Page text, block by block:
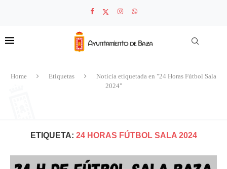
Home Etiquetas
Noticia etiquetada en "24 Horas Fútbol Sala
2024"
ETIQUETA: 24 HORAS FÚTBOL SALA 2024